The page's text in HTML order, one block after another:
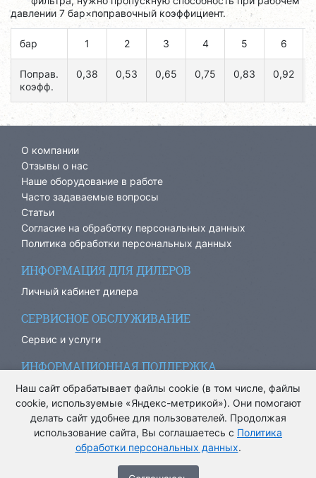
давлении 7 бар×поправочный коэффициент.
бар 1 2 3 4 5 6
Поправ.
коэфф.
0,38 0,53 0,65 0,75 0,83 0,92
О компании
Отзывы о нас
Наше оборудование в работе
Часто задаваемые вопросы
Статьи
Согласие на обработку персональных данных
Политика обработки персональных данных
ИНФОРМАЦИЯ ДЛЯ ДИЛЕРОВ
Личный кабинет дилера
СЕРВИСНОЕ ОБСЛУЖИВАНИЕ
Сервис и услуги
ИНФОРМАЦИОННАЯ ПОДДЕРЖКА
info@ariacom.ru
® Все права защищены. 2013-2026. Информация на сайте
носит информационный характер и не является публичной
Наш сайт обрабатывает файлы cookie (в том числе, файлы
cookie, используемые «Яндекс-метрикой»). Они помогают
делать сайт удобнее для пользователей. Продолжая
использование сайта, Вы соглашаетесь с Политика
обработки персональных данных.